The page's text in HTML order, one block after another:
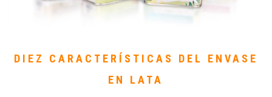
DIEZ CARACTERÍSTICAS DEL ENVASE
EN LATA